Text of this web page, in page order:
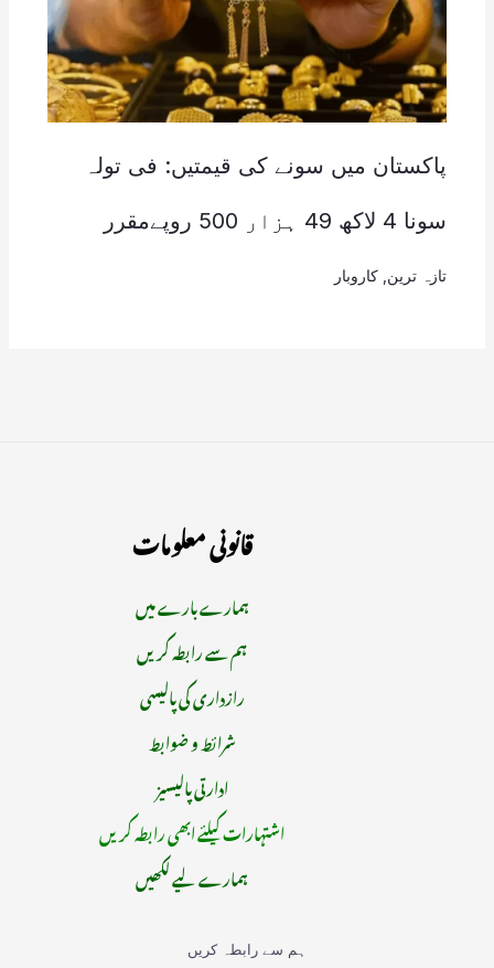
پاکستان میں سونے کی قیمتیں: فی تولہ
سونا 4 لاکھ 49 ہزار 500 روپےمقرر
تازہ ترین کاروبار
قانونی معلومات
ہمارے بارے میں
ہم سے رابطہ کریں
رازداری کی پالیسی
شرائط و ضوابط
ادارتی پالیسیز
اشتہارات کیلئے ابھی رابطہ کریں
ہمارے لیے لکھیں
ہم سے رابطہ کریں